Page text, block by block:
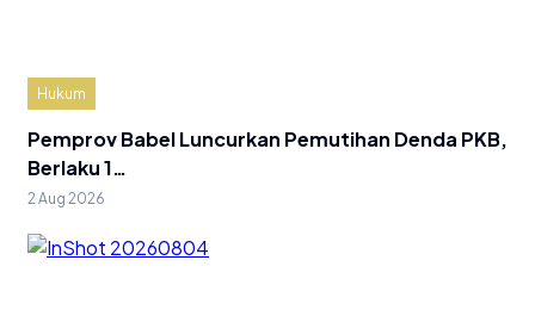
Hukum
Pemprov Babel Luncurkan Pemutihan Denda PKB,
Berlaku 1…
2 Aug 2026